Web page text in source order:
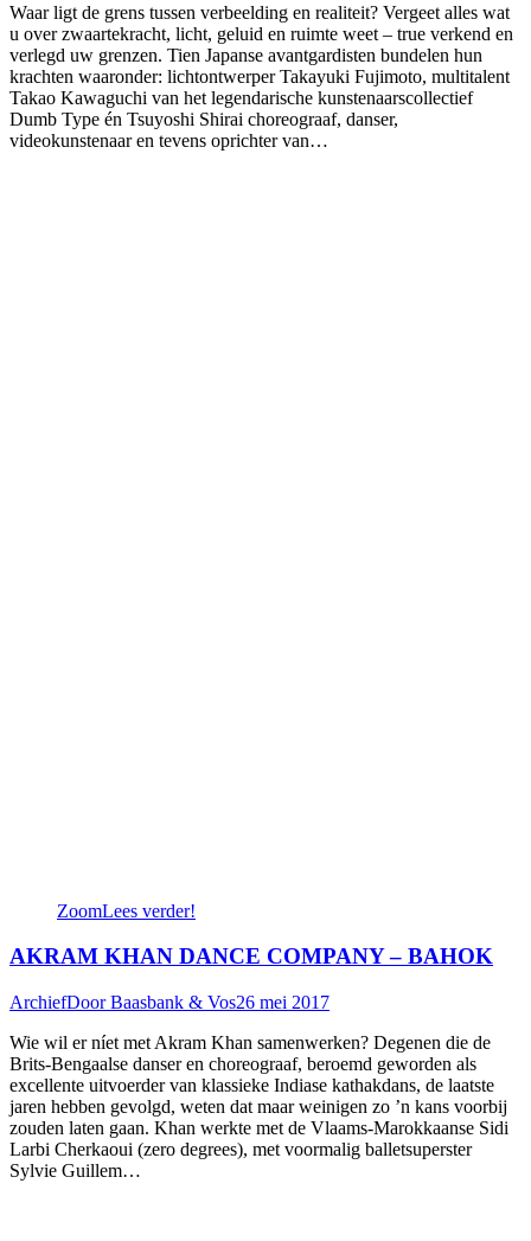
Waar ligt de grens tussen verbeelding en realiteit? Vergeet alles wat
u over zwaartekracht, licht, geluid en ruimte weet – true verkend en
verlegd uw grenzen. Tien Japanse avantgardisten bundelen hun
krachten waaronder: lichtontwerper Takayuki Fujimoto, multitalent
Takao Kawaguchi van het legendarische kunstenaarscollectief
Dumb Type én Tsuyoshi Shirai choreograaf, danser,
videokunstenaar en tevens oprichter van…
ZoomLees verder!
AKRAM KHAN DANCE COMPANY – BAHOK
ArchiefDoorBaasbank & Vos26 mei 2017
Wie wil er níet met Akram Khan samenwerken? Degenen die de
Brits-Bengaalse danser en choreograaf, beroemd geworden als
excellente uitvoerder van klassieke Indiase kathakdans, de laatste
jaren hebben gevolgd, weten dat maar weinigen zo ’n kans voorbij
zouden laten gaan. Khan werkte met de Vlaams-Marokkaanse Sidi
Larbi Cherkaoui (zero degrees), met voormalig balletsuperster
Sylvie Guillem…